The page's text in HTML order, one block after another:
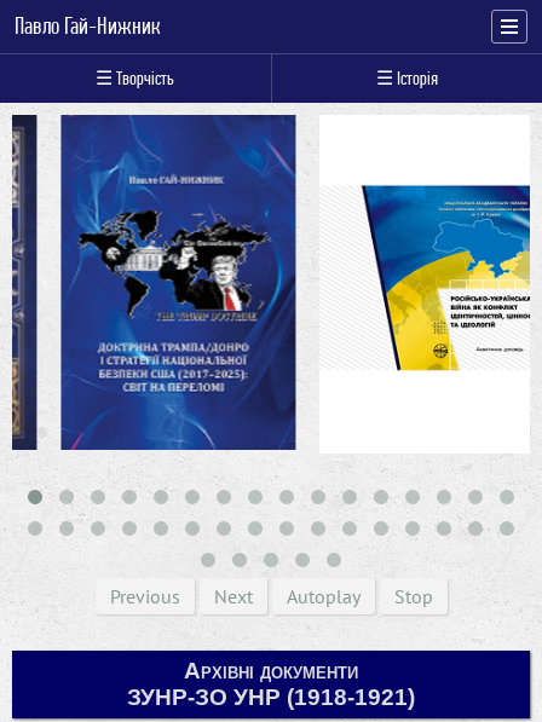
Павло Гай-Нижник
☰ Творчість ☰ Історія
Previous Next Autoplay Stop
Архівні документи
ЗУНР-ЗО УНР (1918-1921)